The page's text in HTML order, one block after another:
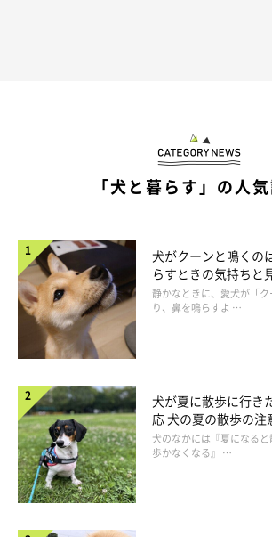
「骨の形のおやつ。夜、興奮して噛んだり
が激しかったのですが、おやつを与える
ガジ食べて落ち着きます」
「トイレトレイのカバーです。トイレシ
「スリングバック。両手が空いて非常に
「えさが出てくる知育おもちゃ」
「歯の生え変わり時期で痒いから、ガジガ
「大きなぬいぐるみ。今の愛犬より大き
「犬と暮らす」の人
犬がクーンと鳴くの
らすときの気持ちと
静かなときに、愛犬が「
り、鼻を鳴らすよ …
犬が夏に散歩に行き
応 犬の夏の散歩の注
犬のなかには『夏になると
歩かなくなる』 …